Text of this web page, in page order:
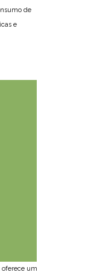
de
e
oferece um